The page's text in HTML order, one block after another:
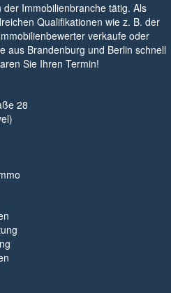
Immobilienbranche tätig. Als
Qualifikationen wie z. B. der
verkaufe oder
aus Brandenburg und Berlin schnell
Sie Ihren Termin!
28